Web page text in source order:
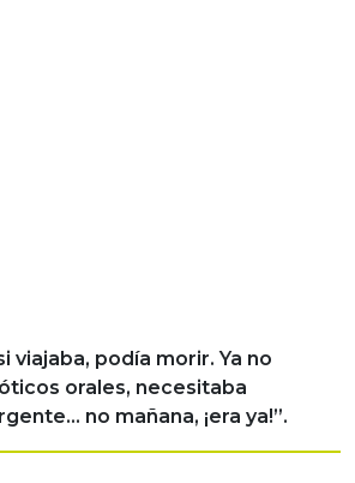
viajaba, podía morir. Ya no
orales, necesitaba
no mañana, ¡era ya!”.